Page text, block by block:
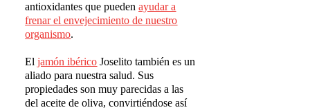
antioxidantes que puedenayudar a
frenar el envejecimiento de nuestro
organismo.
Eljamón ibérico Joselito también es un
aliado para nuestra salud. Sus
propiedades son muy parecidas a las
del aceite de oliva, convirtiéndose así